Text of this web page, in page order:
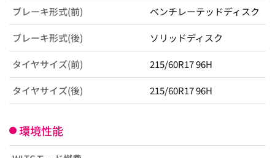
ブレーキ形式(前) ベンチレーテッドディスク
ブレーキ形式(後) ソリッドディスク
タイヤサイズ(前) 215/60R17 96H
タイヤサイズ(後) 215/60R17 96H
環境性能